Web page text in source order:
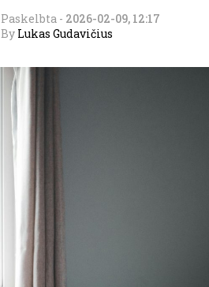
Paskelbta - 2026-02-09, 12:17
By Lukas Gudavičius